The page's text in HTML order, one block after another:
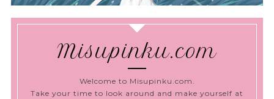
Misupinku.com
Welcome to Misupinku.com.
Take your time to look around and make yourself at